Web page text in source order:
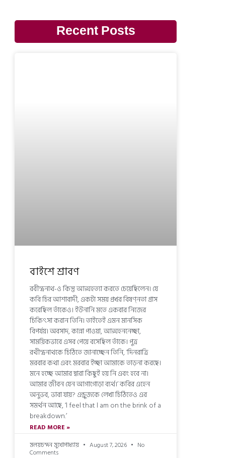
Recent Posts
বাইশে শ্রাবণ
রবীন্দ্রনাথ-ও কিন্তু আত্মহত্যা করতে চেয়েছিলেন। যে
কবি চির আশাবাদী, একটা সময় প্রখর বিষণ্নতা গ্রাস
করেছিল তাঁকেও। ইউনানি মতে একবার নিজের
চিকিৎসা করান তিনি। তাইতেই এমন মানসিক
বিপর্যয়। অবসাদ, কান্না পাওয়া, আত্মহননেচ্ছা,
সাময়িকভাবে এসব পেয়ে বসেছিল তাঁকে। পুত্র
রথীন্দ্রনাথকে চিঠিতে জানাচ্ছেন তিনি, ‘দিনরাত্রি
মরবার কথা এবং মরবার ইচ্ছা আমাকে তাড়না করছে।
মনে হচ্ছে আমার দ্বারা কিছুই হয় নি এবং হবে না।
আমার জীবন যেন আগাগোড়া ব্যর্থ।’ কবির এহেন
অনুভব, ভাবা যায়? এন্ড্রুজকে লেখা চিঠিতেও এর
সমর্থন আছে, ‘l feel that l am on the brink of a
breakdown.’
READ MORE »
মলয়চন্দন মুখোপাধ্যায়
August 7, 2026 No
Comments